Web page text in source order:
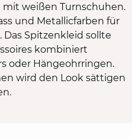
mit weißen Turnschuhen.
und Metallicfarben für
Spitzenkleid sollte
kombiniert
oder Hängeohrringen.
wird den Look sättigen